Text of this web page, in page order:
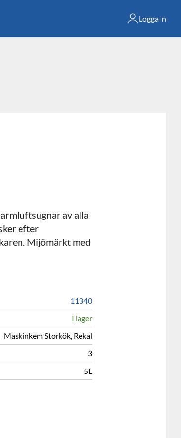
Logga in
av alla
efter
Mijömärkt med
11340
I lager
Maskinkem Storkök, Rekal
3
5L